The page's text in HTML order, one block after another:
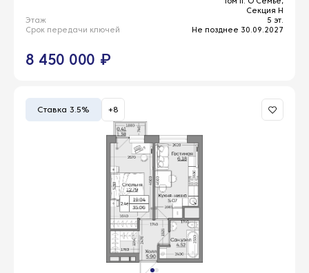
Секция Н
Этаж
5 эт.
Срок передачи ключей
Не позднее 30.09.2027
8 450 000 ₽
Ставка 3.5% +8